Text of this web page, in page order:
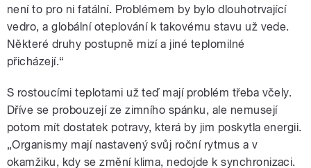
není to pro ni fatální. Problémem by bylo dlouhotrvající
vedro, a globální oteplování k takovému stavu už vede.
Některé druhy postupně mizí a jiné teplomilné
přicházejí.“
S rostoucími teplotami už teď mají problém třeba včely.
Dříve se probouzejí ze zimního spánku, ale nemusejí
potom mít dostatek potravy, která by jim poskytla energii.
„Organismy mají nastavený svůj roční rytmus a v
okamžiku, kdy se změní klima, nedojde k synchronizaci.